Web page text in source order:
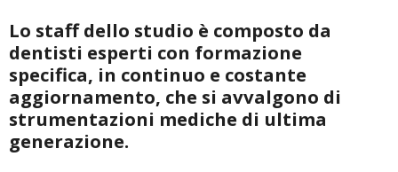
Lo staff dello studio è composto da
dentisti esperti con formazione
specifica, in continuo e costante
aggiornamento, che si avvalgono di
strumentazioni mediche di ultima
generazione.